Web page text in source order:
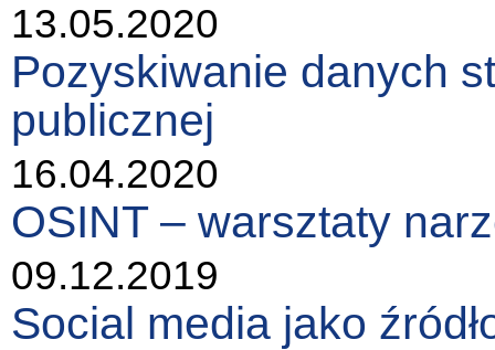
13.05.2020
Pozyskiwanie danych
publicznej
16.04.2020
OSINT – warsztaty
09.12.2019
Social media jako